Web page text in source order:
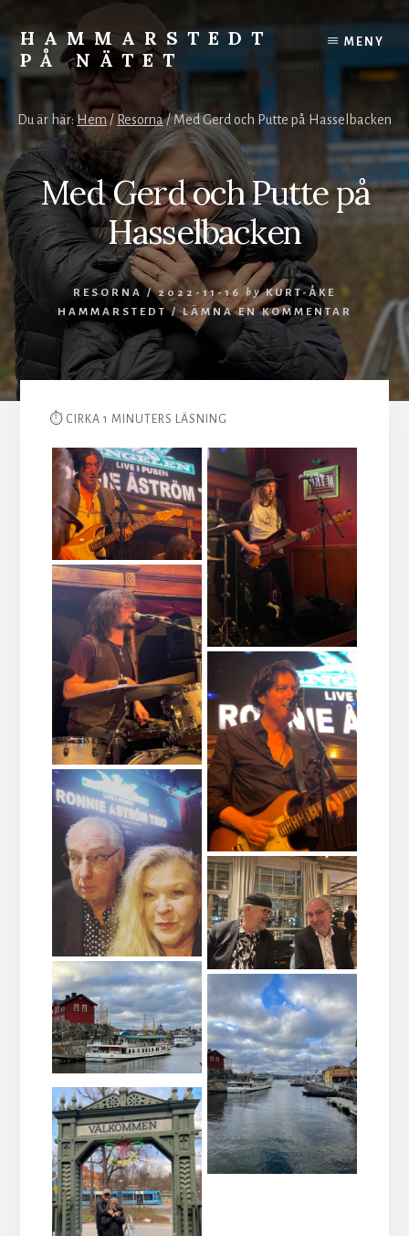
content
HAMMARSTEDT
PÅ NÄTET
övervinner
kyla.
Stillhet
övervinner
hetta.
Vila
och
styr
världen.
MENY
Du är här: Hem/ Resorna/Med Gerd och Putte på Hasselbacken
Med Gerd och Putte på
Hasselbacken
RESORNA / 2022-11-16 by KURT-ÅKE
HAMMARSTEDT /LÄMNA EN KOMMENTAR
⏱ CIRKA 1 MINUTERS LÄSNING